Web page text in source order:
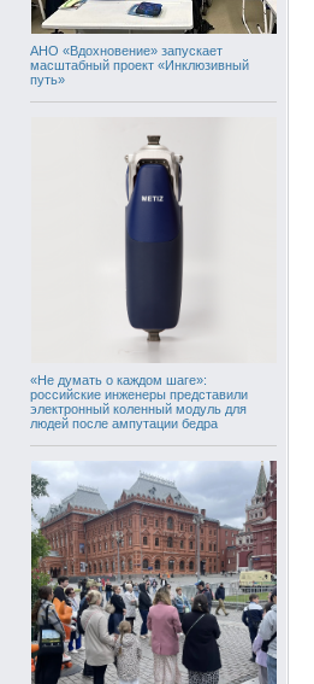
АНО «Вдохновение» запускает
масштабный проект «Инклюзивный
путь»
«Не думать о каждом шаге»:
российские инженеры представили
электронный коленный модуль для
людей после ампутации бедра